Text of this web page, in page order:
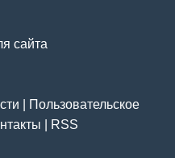
сайта
Пользовательское
RSS